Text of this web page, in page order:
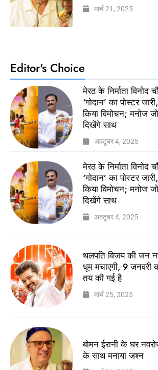
मार्च 21, 2025
Editor's Choice
मेरठ के निर्माता विनोद
‘गोदान’ का पोस्टर
किया विमोचन; मनोज
दिखेंगे साथ
अक्टूबर 4, 2025
मेरठ के निर्माता विनोद
‘गोदान’ का पोस्टर
किया विमोचन; मनोज
दिखेंगे साथ
अक्टूबर 4, 2025
थलपति विजय की जन
धूम मचाएगी, 9 जनवरी
तय की गई है
मार्च 25, 2025
बोमन ईरानी के घर
के साथ मनाया जश्न